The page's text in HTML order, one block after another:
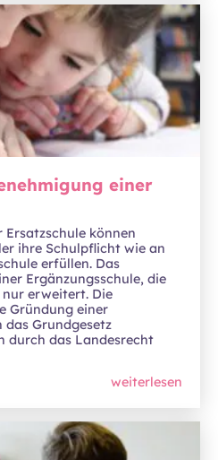
einer
Ersatzschule können
ihre Schulpflicht wie an
erfüllen. Das
Ergänzungsschule, die
erweitert. Die
Gründung einer
das Grundgesetz
durch das Landesrecht
weiterlesen